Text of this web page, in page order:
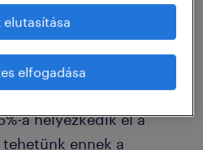
diplomázó nők
informatikai karriert
az IT diplomával
a helyezkedik el a
ennek a
elutasítása
elfogadása